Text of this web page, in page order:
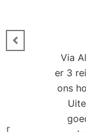
Via
er 3
ons